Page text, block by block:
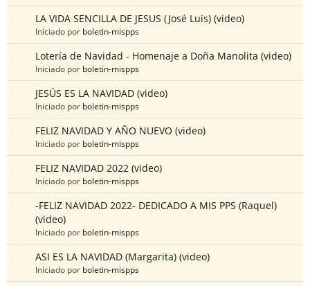
LA VIDA SENCILLA DE JESUS (José Luis) (video)
Iniciado por boletin-mispps
Lotería de Navidad - Homenaje a Doña Manolita (video)
Iniciado por boletin-mispps
JESÚS ES LA NAVIDAD (video)
Iniciado por boletin-mispps
FELIZ NAVIDAD Y AÑO NUEVO (video)
Iniciado por boletin-mispps
FELIZ NAVIDAD 2022 (video)
Iniciado por boletin-mispps
-FELIZ NAVIDAD 2022- DEDICADO A MIS PPS (Raquel)
(video)
Iniciado por boletin-mispps
ASI ES LA NAVIDAD (Margarita) (video)
Iniciado por boletin-mispps